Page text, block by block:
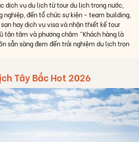
dịch vụ du lịch từ tour du lịch trong nước,
nghiệp, đến tổ chức sự kiện - team building,
hay dịch vụ visa và nhận thiết kế tour
tận tâm và phương châm “Khách hàng là
sẵn sàng đem đến trải nghiệm du lịch trọn
Tây Bắc Hot 2026